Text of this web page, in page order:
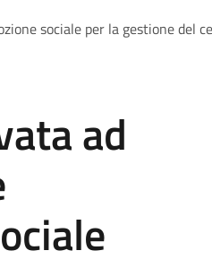
sociale per la gestione del
ad